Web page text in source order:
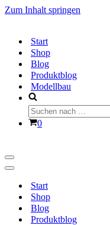
Zum Inhalt springen
Start
Shop
Blog
Produktblog
Modellbau
Suchen
nach …
Warenkorb
0
Navigationsmenü
Navigationsmenü
Start
Shop
Blog
Produktblog